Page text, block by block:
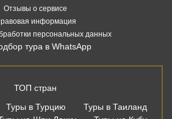
Отзывы о сервисе
информация
персональных данных
тура в WhatsApp
ТОП стран
Туры в Турцию
Туры в Таиланд